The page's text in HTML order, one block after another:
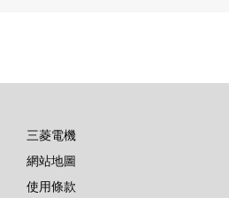
底
部
三菱電機
網站地圖
使用條款